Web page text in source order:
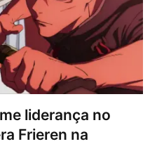
liderança no
Frieren na